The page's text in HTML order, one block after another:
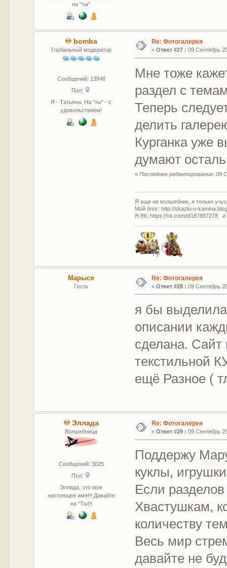
на "ты"
bomba
Глобальный модератор
Сообщений: 13948
Пол:
Я - Татьяна. На "ты" - с
удовольствием!
Re: Фотогалерея
« Ответ #27 : 09 Сентябрь
Мне тоже
раздел с
Теперь
делить
Курганка уже
думают
«Последнее редактирование: 09
Я еще не волшебник, я только
Мой блог: http://skazki-u-
Я ВК: https://vk.com/id187887278 и
Марыся
Гость
Re: Фотогалерея
« Ответ #28 : 09 Сентябрь
я бы
описании
сделана.
текстильной
ещё Разное (
Эллада
Волшебница
Сообщений: 3025
Пол:
Эллада, это мое
настоящее имя!!! Давайте
на "Ты!!!
Re: Фотогалерея
« Ответ #29 : 09 Сентябрь
Поддержу
куклы,
Если
Хвастушкам,
количеству
Весь мир
давайте не